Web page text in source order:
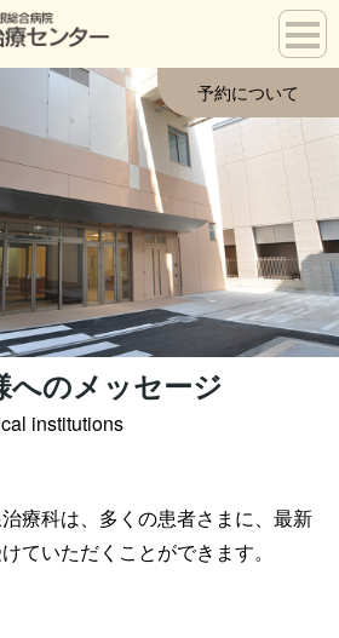
予約について
予約方法
て 治療の費用
へのメッセージ
institutions
療科は、多くの患者さまに、最新
ていただくことができます。